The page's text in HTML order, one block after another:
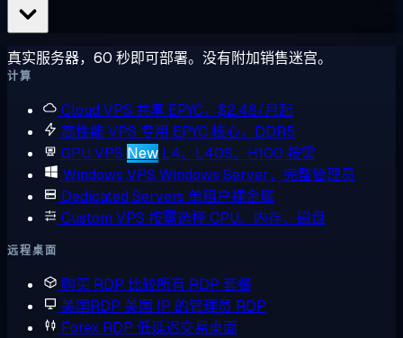
真实服务器，60 秒即可部署。没有附加销售迷宫。
计算
Cloud VPS 共享 EPYC，$2.48/月起
高性能 VPS 专用 EPYC 核心，DDR5
GPU VPS New L4、L40S、H100 按需
Windows VPS Windows Server，完整管理员
Dedicated Servers 单租户裸金属
Custom VPS 按需选择 CPU、内存、磁盘
远程桌面
购买 RDP 比较所有 RDP 套餐
美国RDP 美国 IP 的管理员 RDP
Forex RDP 低延迟交易桌面